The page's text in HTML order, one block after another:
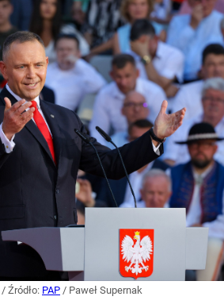
/ Źródło: PAP / Paweł Supernak